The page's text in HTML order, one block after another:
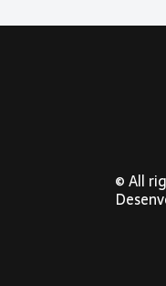
© All